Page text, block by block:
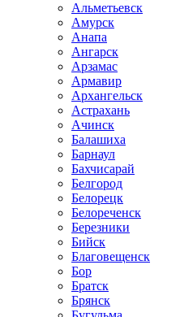
Альметьевск
Амурск
Анапа
Ангарск
Арзамас
Армавир
Архангельск
Астрахань
Ачинск
Балашиха
Барнаул
Бахчисарай
Белгород
Белорецк
Белореченск
Березники
Бийск
Благовещенск
Бор
Братск
Брянск